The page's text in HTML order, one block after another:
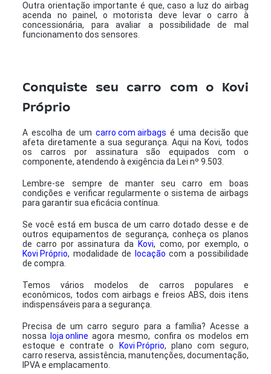
Outra orientação importante é que, caso a luz do airbag
acenda no painel, o motorista deve levar o carro à
concessionária, para avaliar a possibilidade de mal
funcionamento dos sensores.
Conquiste seu carro com o Kovi
Próprio
A escolha de um carro com airbags é uma decisão que
afeta diretamente a sua segurança. Aqui na Kovi, todos
os carros por assinatura são equipados com o
componente, atendendo à exigência da Lei nº 9.503.
Lembre-se sempre de manter seu carro em boas
condições e verificar regularmente o sistema de airbags
para garantir sua eficácia contínua.
Se você está em busca de um carro dotado desse e de
outros equipamentos de segurança, conheça os planos
de carro por assinatura da
Kovi, como, por exemplo, o
Kovi Próprio, modalidade de locação com a possibilidade
de compra.
Temos vários modelos de carros populares e
econômicos, todos com airbags e freios ABS, dois itens
indispensáveis para a segurança.
Precisa de um carro seguro para a família? Acesse a
nossa
loja online agora mesmo, confira os modelos em
estoque e contrate o
Kovi Próprio, plano com seguro,
carro reserva, assistência, manutenções, documentação,
IPVA e emplacamento.